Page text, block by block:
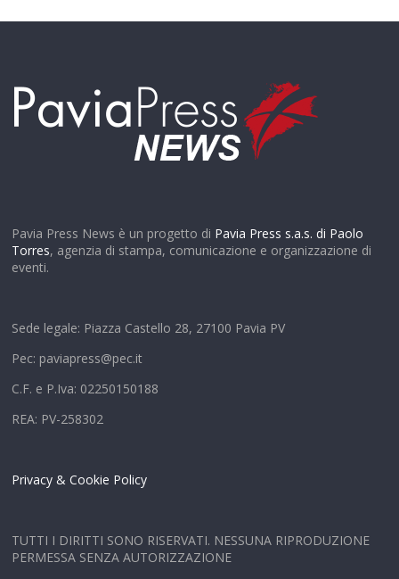
Pavia Press News è un progetto di Pavia Press s.a.s. di Paolo
Torres, agenzia di stampa, comunicazione e organizzazione di
eventi.
Sede legale: Piazza Castello 28, 27100 Pavia PV
Pec: paviapress@pec.it
C.F. e P.Iva: 02250150188
REA: PV-258302
Privacy & Cookie Policy
TUTTI I DIRITTI SONO RISERVATI. NESSUNA RIPRODUZIONE
PERMESSA SENZA AUTORIZZAZIONE